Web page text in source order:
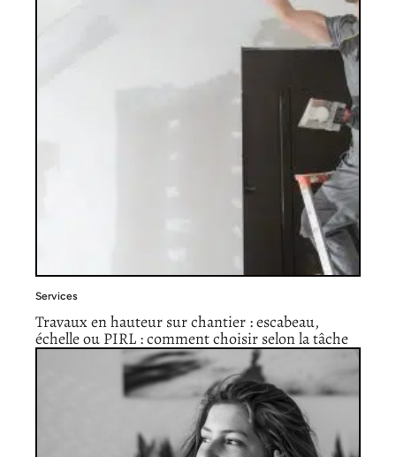
Services
Travaux en hauteur sur chantier : escabeau,
échelle ou PIRL : comment choisir selon la tâche